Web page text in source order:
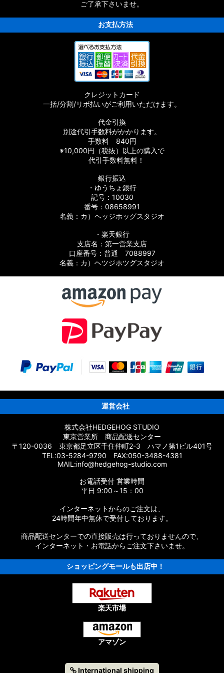
ツリスト
純正パーツリスト
］純正パーツリスト
ご了承下さいませ。
お支払方法
クレジットカード
一括/分割/リボ払いがご利用いただけます。
代金引換
別途代引手数料がかかります。
手数料 840円
※10,000円（税抜）以上の購入で
代引手数料無料！
銀行振込
・ゆうちょ銀行
記号：10030
番号：08658991
名義：カ）ヘッジホッグスタジオ
・楽天銀行
支店名：第一営業支店
口座番号：普通 7088997
名義：カ）ヘツジホツグスタジオ
運営会社
株式会社HEDGEHOG STUDIO
東京営業所 商品配送センター
〒120-0036 東京都足立区千住仲町2-3 ハマノ第1ビル401号
TEL:03-5284-9790 FAX:050-3488-4381
MAIL:info@hedgehog-studio.com
お電話受付 営業時間
平日 9:00～15：00
インターネットからのご注文は、
24時間年中無休で受付しております。
商品配送センターでの直接販売は行っておりませんので、
インターネット・お電話からご注文下さいませ。
ショッピングモールも出店中！
楽天市場
アマゾン
International shipping